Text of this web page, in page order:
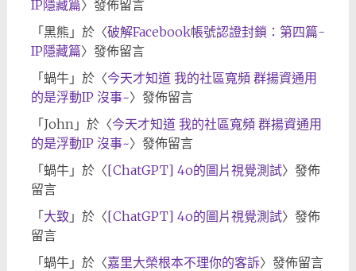
IP隱藏篇〉發佈留言
「 黑熊 」於〈破解Facebook帳號認證封鎖：第四篇-
IP隱藏篇〉發佈留言
「 蝸牛」於〈今天才知道 我的社區寬頻 群揚資通用
的是浮動IP 沒事~〉發佈留言
「 John」於〈今天才知道 我的社區寬頻 群揚資通用
的是浮動IP 沒事~〉發佈留言
「 蝸牛」於〈[ChatGPT] 4o的圖片視覺測試〉發佈
留言
「 大致 」於〈[ChatGPT] 4o的圖片視覺測試〉發佈
留言
「 蝸牛」於〈嘉里大榮根本不理你的客訴〉發佈留言